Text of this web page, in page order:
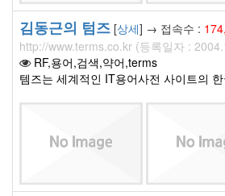
김동근의 텀즈 [상세] → 접속수 :
http://www.terms.co.kr (등록일자 :
RF,용어,검색,약어,terms
템즈는 세계적인 IT용어사전 사이트의